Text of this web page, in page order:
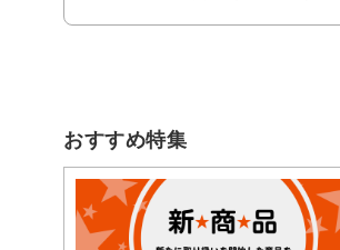
おすすめ特集